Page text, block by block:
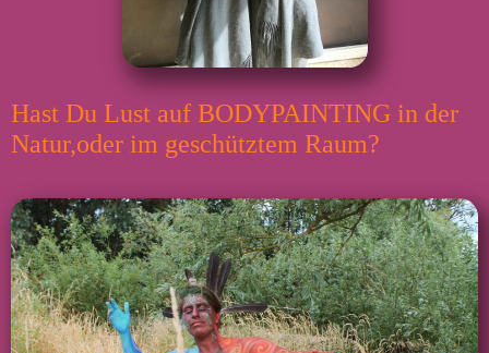
Hast Du Lust auf BODYPAINTING in der
Natur,oder im geschütztem Raum?